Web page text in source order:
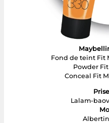
Fond de teint Fit
Powder Fit
Conceal Fit
Lalam-